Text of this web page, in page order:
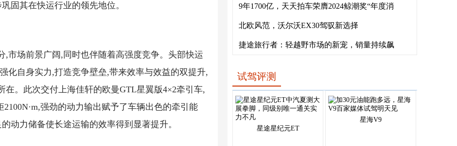
固其在快运行业的领先地位。
,市场前景广阔,同时也伴随着高强度竞争。头部快运
化自身实力,打造竞争壁垒,带来效率与效益的双提升,
。此次交付上海佳轩的欧曼GTL星翼版4×2牵引车,
强劲的动力输出赋予了车辆出色的牵引能
动力储备使长途运输的效率得到显著提升。
9年1700亿，天天拍车荣膺2024鲸潮奖“年度消
北欧风范，沃尔沃EX30驾驭新选择
捷途旅行者：轻越野市场的新宠，销量持续飙
试驾评测
星途星纪元ET
星海V9